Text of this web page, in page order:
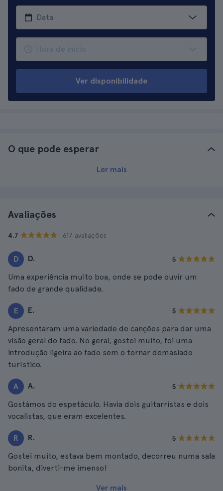
Ver disponibilidade
O que pode esperar
Ler mais
Avaliações
4.7 · 617 avaliações
D D. 5
Uma experiência muito boa, onde se pode ouvir um
fado de grande qualidade.
E E. 5
Apresentaram uma variedade de canções para dar uma
visão geral do fado. No geral, gostei muito, foi uma
introdução ligeira ao fado sem o tornar demasiado
turístico.
A A. 5
Gostámos do espetáculo. Havia dois guitarristas e dois
vocalistas, que eram excelentes.
R R. 5
Gostei muito, estava bem montado, decorreu numa sala
bonita, diverti-me imenso!
Ver mais